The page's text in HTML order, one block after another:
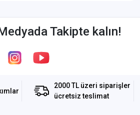
Takipte kalın!
2000 TL üzeri siparişler
ücretsiz teslimat